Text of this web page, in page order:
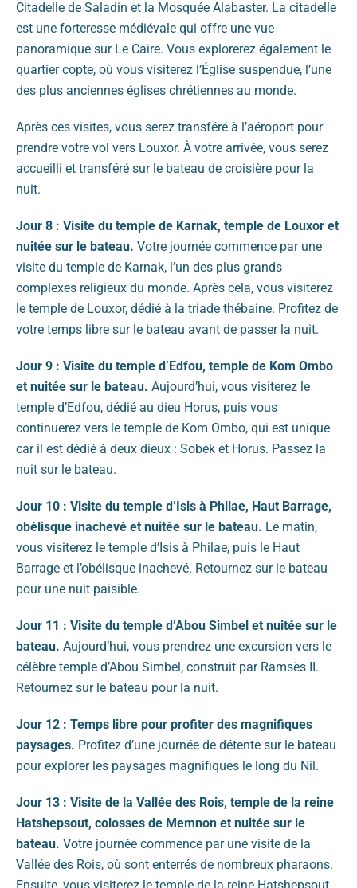
Citadelle de Saladin et la Mosquée Alabaster. La citadelle
est une forteresse médiévale qui offre une vue
panoramique sur Le Caire. Vous explorerez également le
quartier copte, où vous visiterez l’Église suspendue, l’une
des plus anciennes églises chrétiennes au monde.
Après ces visites, vous serez transféré à l’aéroport pour
prendre votre vol vers Louxor. À votre arrivée, vous serez
accueilli et transféré sur le bateau de croisière pour la
nuit.
Jour 8 : Visite du temple de Karnak, temple de Louxor et
nuitée sur le bateau. Votre journée commence par une
visite du temple de Karnak, l’un des plus grands
complexes religieux du monde. Après cela, vous visiterez
le temple de Louxor, dédié à la triade thébaine. Profitez de
votre temps libre sur le bateau avant de passer la nuit.
Jour 9 : Visite du temple d’Edfou, temple de Kom Ombo
et nuitée sur le bateau. Aujourd’hui, vous visiterez le
temple d’Edfou, dédié au dieu Horus, puis vous
continuerez vers le temple de Kom Ombo, qui est unique
car il est dédié à deux dieux : Sobek et Horus. Passez la
nuit sur le bateau.
Jour 10 : Visite du temple d’Isis à Philae, Haut Barrage,
obélisque inachevé et nuitée sur le bateau. Le matin,
vous visiterez le temple d’Isis à Philae, puis le Haut
Barrage et l’obélisque inachevé. Retournez sur le bateau
pour une nuit paisible.
Jour 11 : Visite du temple d’Abou Simbel et nuitée sur le
bateau. Aujourd’hui, vous prendrez une excursion vers le
célèbre temple d’Abou Simbel, construit par Ramsès II.
Retournez sur le bateau pour la nuit.
Jour 12 : Temps libre pour profiter des magnifiques
paysages. Profitez d’une journée de détente sur le bateau
pour explorer les paysages magnifiques le long du Nil.
Jour 13 : Visite de la Vallée des Rois, temple de la reine
Hatshepsout, colosses de Memnon et nuitée sur le
bateau. Votre journée commence par une visite de la
Vallée des Rois, où sont enterrés de nombreux pharaons.